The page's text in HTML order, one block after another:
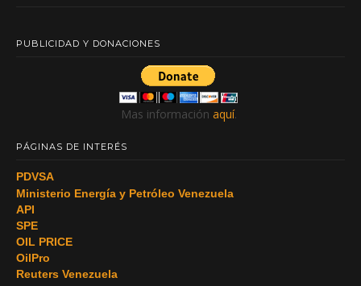
PUBLICIDAD Y DONACIONES
Mas información aquí.
PÁGINAS DE INTERÉS
PDVSA
Ministerio Energía y Petróleo Venezuela
API
SPE
OIL PRICE
OilPro
Reuters Venezuela